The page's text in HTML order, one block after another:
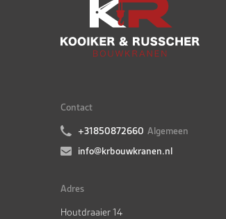
Contact
+31850872660 Algemeen
info@krbouwkranen.nl
Adres
Houtdraaier 14